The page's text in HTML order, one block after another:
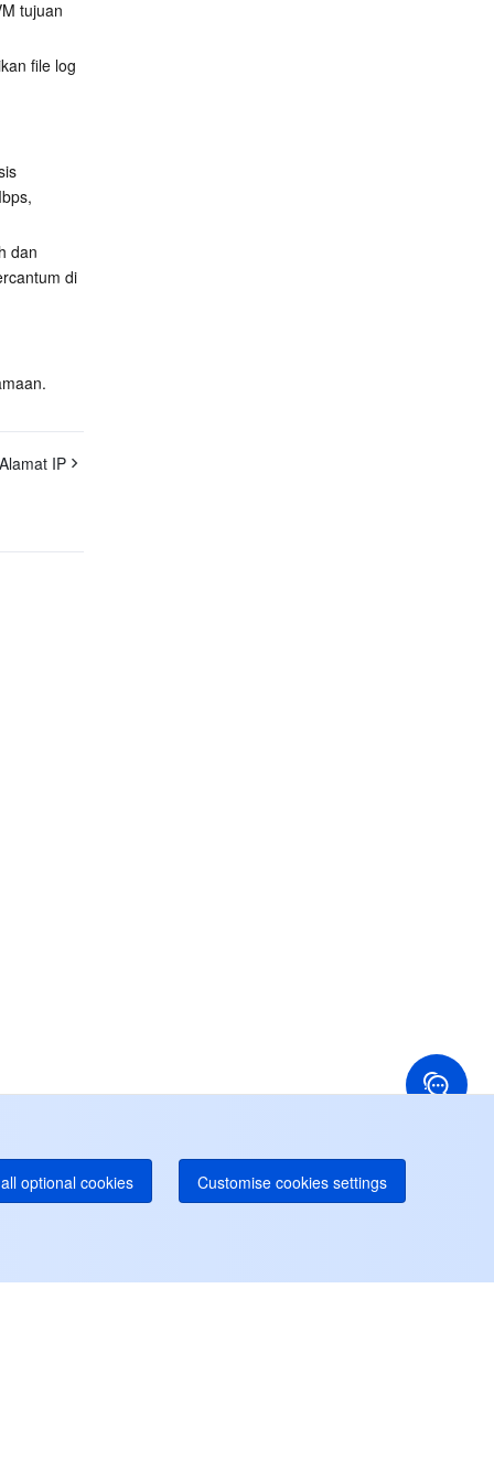
optional cookies Customise cookies settings
tujuan
file log
dan
di
Alamat IP
EdgeOne
Paid